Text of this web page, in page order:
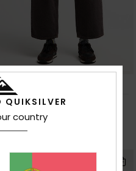
QSW Wide Crop Denim
Calça jeans de corte amplo
Azul Mulher
QUIKSILVER
country